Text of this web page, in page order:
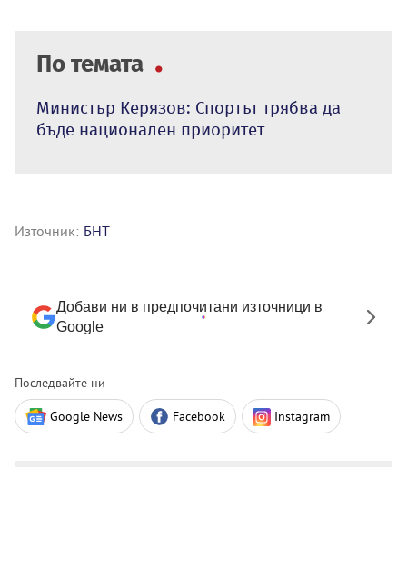
По темата
Министър Керязов: Спортът трябва да
бъде национален приоритет
Източник: БНТ
Добави ни в предпочитани източници в
Google
Последвайте ни
Google News Facebook Instagram